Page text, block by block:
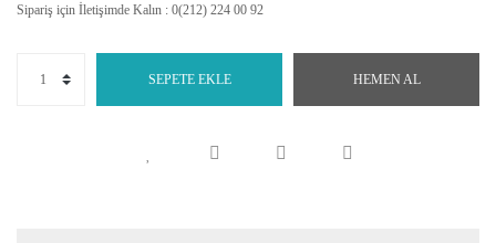
Sipariş için İletişimde Kalın : 0(212) 224 00 92
SEPETE EKLE HEMEN AL